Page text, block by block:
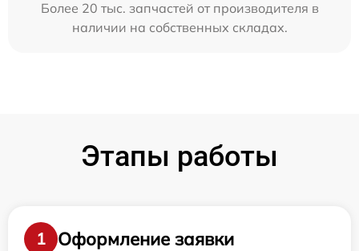
Более 20 тыс. запчастей от производителя в
наличии на собственных складах.
Этапы работы
1
Оформление заявки